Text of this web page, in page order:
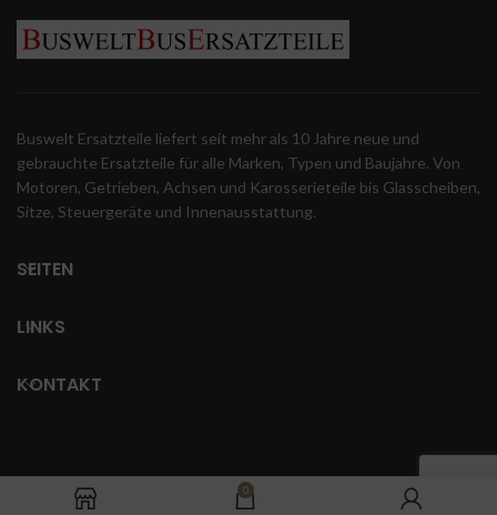
Buswelt Ersatzteile liefert seit mehr als 10 Jahre neue und
gebrauchte Ersatzteile für alle Marken, Typen und Baujahre. Von
Motoren, Getrieben, Achsen und Karosserieteile bis Glasscheiben,
Sitze, Steuergeräte und Innenausstattung.
SEITEN
LINKS
KONTAKT
0